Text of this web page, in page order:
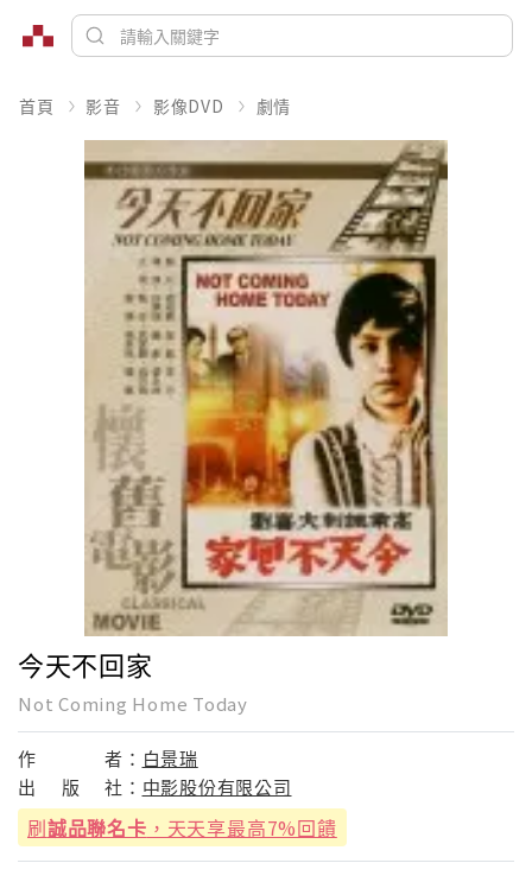
首頁 影音 影像DVD 劇情
今天不回家
Not Coming Home Today
作 者： 白景瑞
出
版 社： 中影股份有限公司
刷誠品聯名卡 ，天天享最高7%回饋